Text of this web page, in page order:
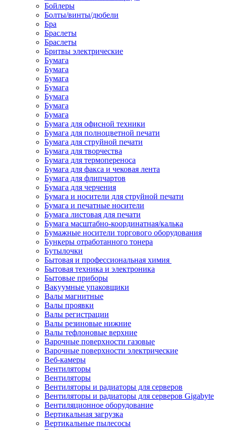
Бойлеры
Болты/винты/дюбели
Бра
Браслеты
Браслеты
Бритвы электрические
Бумага
Бумага
Бумага
Бумага
Бумага
Бумага
Бумага
Бумага для офисной техники
Бумага для полноцветной печати
Бумага для струйной печати
Бумага для творчества
Бумага для термопереноса
Бумага для факса и чековая лента
Бумага для флипчартов
Бумага для черчения
Бумага и носители для струйной печати
Бумага и печатные носители
Бумага листовая для печати
Бумага масштабно-координатная/калька
Бумажные носители торгового оборудования
Бункеры отработанного тонера
Бутылочки
Бытовая и профессиональная химия
Бытовая техника и электроника
Бытовые приборы
Вакуумные упаковщики
Валы магнитные
Валы проявки
Валы регистрации
Валы резиновые нижние
Валы тефлоновые верхние
Варочные поверхности газовые
Варочные поверхности электрические
Веб-камеры
Вентиляторы
Вентиляторы
Вентиляторы и радиаторы для серверов
Вентиляторы и радиаторы для серверов Gigabyte
Вентиляционное оборудование
Вертикальная загрузка
Вертикальные пылесосы